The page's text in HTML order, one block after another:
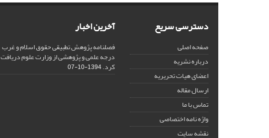
دسترسی سریع
صفحه اصلی
درباره نشریه
اعضای هیات تحریریه
ارسال مقاله
تماس با ما
واژه نامه اختصاصی
نقشه سایت
آخرین اخبار
فصلنامه پژوهش تطبیقی حقوق اسلام و غرب
درجه علمی و پژوهشی از وزارت علوم دریافت
کرد.1394-10-07